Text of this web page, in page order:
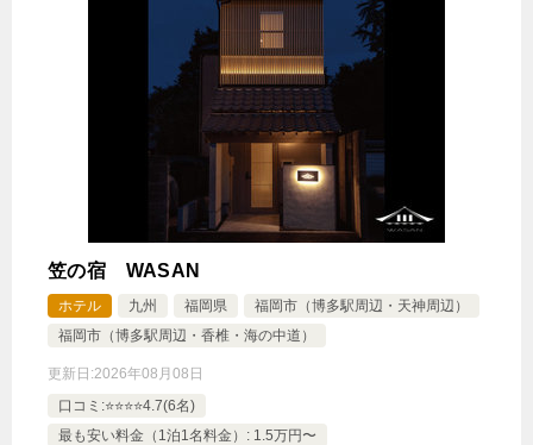
笠の宿 WASAN
ホテル 九州 福岡県
福岡市（博多駅周辺・天神周辺）
福岡市（博多駅周辺・香椎・海の中道）
更新日:2026年08月08日
口コミ:⭐️⭐️⭐️⭐️4.7(6名)
最も安い料金（1泊1名料金）: 1.5万円〜